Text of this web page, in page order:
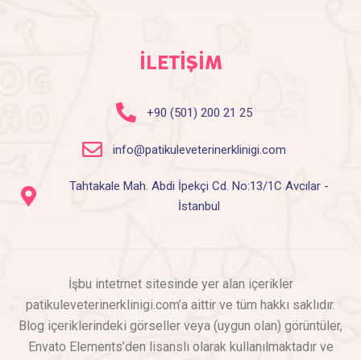
İLETİŞİM
+90 (501) 200 21 25
info@patikuleveterinerklinigi.com
Tahtakale Mah. Abdi İpekçi Cd. No:13/1C Avcılar -
İstanbul
İşbu intetrnet sitesinde yer alan içerikler
patikuleveterinerklinigi.com’a aittir ve tüm hakkı saklıdır.
Blog içeriklerindeki görseller veya (uygun olan) görüntüler,
Envato Elements’den lisanslı olarak kullanılmaktadır ve